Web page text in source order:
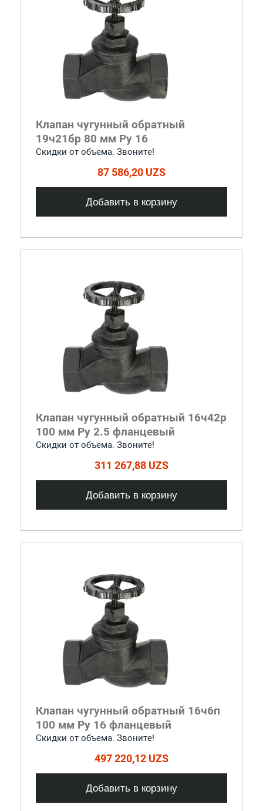
Клапан чугунный обратный
19ч21бр 80 мм Ру 16
Скидки от объема. Звоните!
87 586,20 UZS
Добавить в корзину
Клапан чугунный обратный 16ч42р
100 мм Ру 2.5 фланцевый
Скидки от объема. Звоните!
311 267,88 UZS
Добавить в корзину
Клапан чугунный обратный 16ч6п
100 мм Ру 16 фланцевый
Скидки от объема. Звоните!
497 220,12 UZS
Добавить в корзину